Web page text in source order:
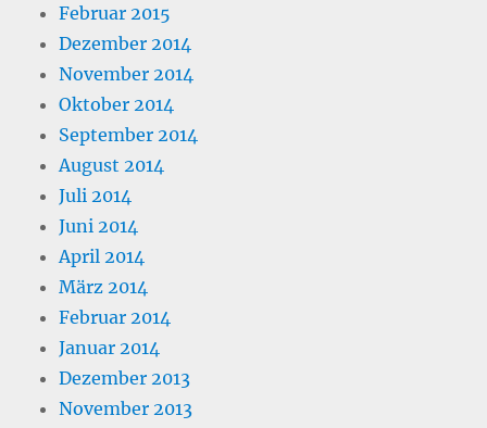
Februar 2015
Dezember 2014
November 2014
Oktober 2014
September 2014
August 2014
Juli 2014
Juni 2014
April 2014
März 2014
Februar 2014
Januar 2014
Dezember 2013
November 2013